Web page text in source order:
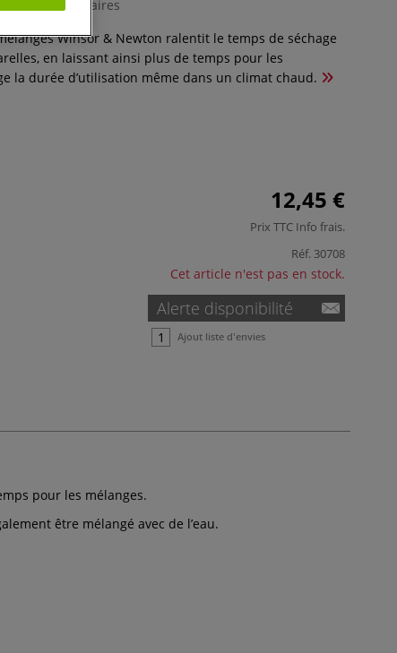
0 Commentaires
Winsor & Newton ralentit le temps de séchage
en laissant ainsi plus de temps pour les
la durée d’utilisation même dans un climat chaud.
12,45 €
Prix TTC Info frais.
Réf. 30708
Cet article n'est pas en stock.
Alerte disponibilité
Ajout liste d'envies
pour les mélanges.
être mélangé avec de l’eau.